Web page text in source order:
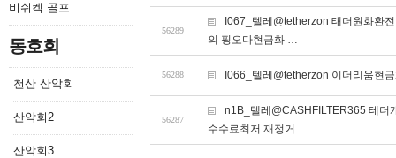
비쉬켁 골프
동호회
천산 산악회
산악회2
산악회3
56289
I067_텔레@tetherzon 태더원화환
의 핑오다현금화 …
56288 I066_텔레@tetherzon 이더리움현
56287
n1B_텔레@CASHFILTER365 테더
수수료최저 재정거…